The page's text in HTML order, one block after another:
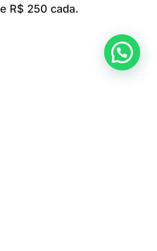
R$ 250 cada.
matéria